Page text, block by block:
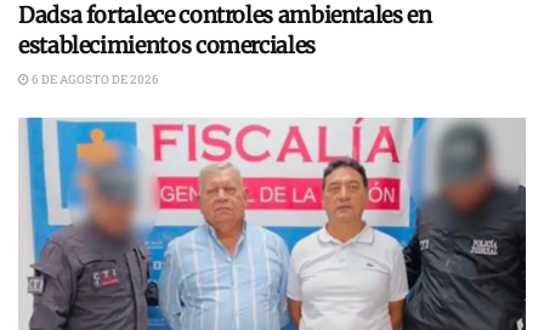
Dadsa fortalece controles ambientales en
establecimientos comerciales
6 DE AGOSTO DE 2026